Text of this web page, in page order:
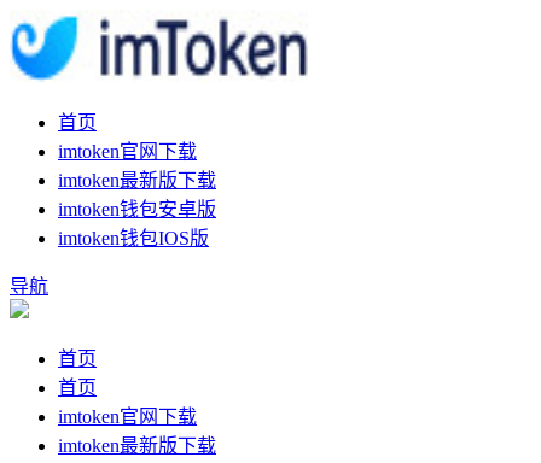
首页
imtoken官网下载
imtoken最新版下载
imtoken钱包安卓版
imtoken钱包IOS版
导航
首页
首页
imtoken官网下载
imtoken最新版下载